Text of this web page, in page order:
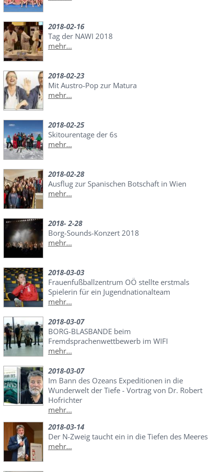
2018-02-16
Tag der NAWI 2018
mehr...
2018-02-23
Mit Austro-Pop zur Matura
mehr...
2018-02-25
Skitourentage der 6s
mehr...
2018-02-28
Ausflug zur Spanischen Botschaft in Wien
mehr...
2018- 2-28
Borg-Sounds-Konzert 2018
mehr...
2018-03-03
Frauenfußballzentrum OÖ stellte erstmals
Spielerin für ein Jugendnationalteam
mehr...
2018-03-07
BORG-BLASBANDE beim
Fremdsprachenwettbewerb im WIFI
mehr...
2018-03-07
Im Bann des Ozeans Expeditionen in die
Wunderwelt der Tiefe - Vortrag von Dr. Robert
Hofrichter
mehr...
2018-03-14
Der N-Zweig taucht ein in die Tiefen des Meeres
mehr...